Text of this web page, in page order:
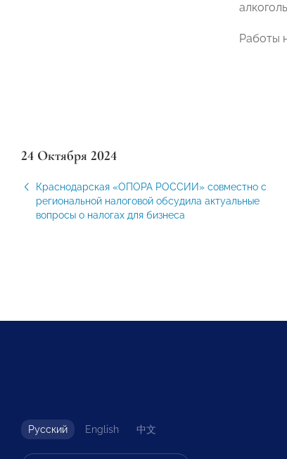
Работы
24 Октября 2024
Краснодарская «ОПОРА РОССИИ» совместно с
региональной налоговой обсудила актуальные
вопросы о налогах для бизнеса
Русский English 中文